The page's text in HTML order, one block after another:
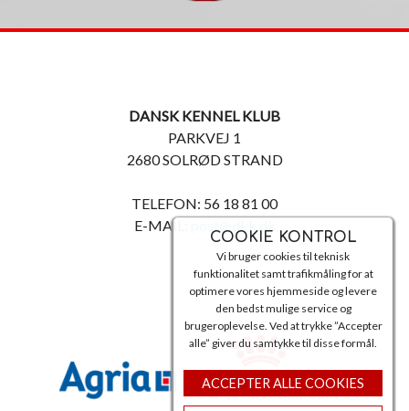
COOKIE KONTROL
Vi bruger cookies til teknisk
funktionalitet samt trafikmåling for at
optimere vores hjemmeside og levere
den bedst mulige service og
brugeroplevelse. Ved at trykke ”Accepter
alle” giver du samtykke til disse formål.
ACCEPTER ALLE COOKIES
DANSK KENNEL KLUB
PARKVEJ 1
2680 SOLRØD STRAND
TELEFON: 56 18 81 00
E-MAIL: